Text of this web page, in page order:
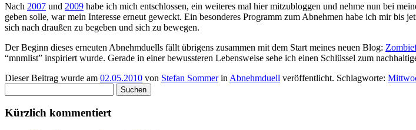
Nach 2007 und 2009 habe ich mich entschlossen, ein weiteres mal hier mitzubloggen und nehme nun bei
geben solle, war mein Interesse erneut geweckt. Ein besonderes Programm zum Abnehmen habe ich mir bis
sich nach draußen zu begeben und sich zu bewegen.
Der Beginn dieses erneuten Abnehmduells fällt übrigens zusammen mit dem Start meines neuen Blog:
“mnmlist” inspiriert wurde. Gerade in einer bewussteren Lebensweise sehe ich einen Schlüssel zum
Dieser Beitrag wurde am 02.05.2010 von Stefan Sommerin Abnehmduell veröffentlicht. Schlagworte:
nach:
Kürzlich kommentiert